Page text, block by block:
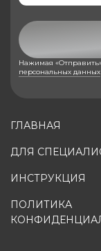
ГЛАВНАЯ
ДЛЯ
ИНСТРУКЦИЯ
ПОЛИТИКА
Нажимая
персональных данных